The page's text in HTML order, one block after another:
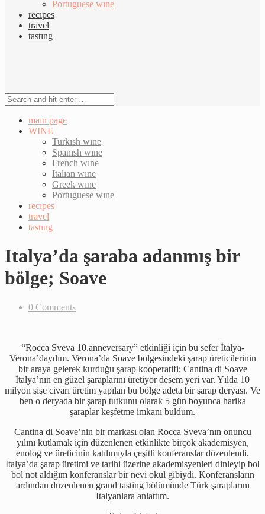
Portuguese wıne
recıpes
travel
tastıng
maın page
WINE
Turkısh wıne
Spanısh wıne
French wıne
Italıan wıne
Greek wıne
Portuguese wıne
recıpes
travel
tastıng
Italya’da şaraba adanmış bir
bölge; Soave
0 Comments
“Rocca Sveva 10.anneversary” etkinliği için bu sefer İtalya-
Verona’daydım. Verona’da Soave bölgesindeki şarap üreticilerinin
bir araya gelerek kurduğu şarap kooperatifi; Cantina di Soave
İtalya’nın en güzel şaraplarını üretiyor desem yeri var. Yılda 10
milyon şişe civarı üretim yapılan bu bölge adeta bir şarap deryası. Ve
ben o deryada bir şarap tutkunu olarak 5 gün boyunca harika
şaraplar keşfetme imkanı buldum.
Cantina di Soave’nin bir markası olan Rocca Sveva’nın onuncu
yılını kutlamak için düzenlenen etkinlikte birçok akademisyen,
enolog ve üreticinin katılımıyla çeşitli konferanslar düzenlendi.
Italya’da şarap üretimi ve tarihi üzerine akademisyenleri dinleyip bol
bol not aldığım konferanslar bir nevi okul gibiydi. Konferansların
ardından düzenlenen grand tasting bölümünde Türk şaraplarını
Italyanlara anlattım.